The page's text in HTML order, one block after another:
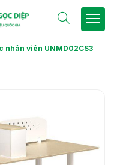
nhân viên UNMD02CS3